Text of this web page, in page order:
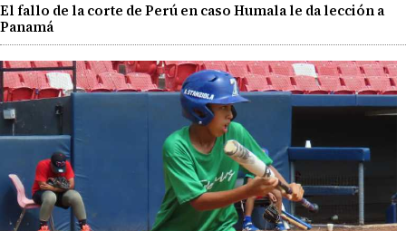
El fallo de la corte de Perú en caso Humala le da lección a
Panamá